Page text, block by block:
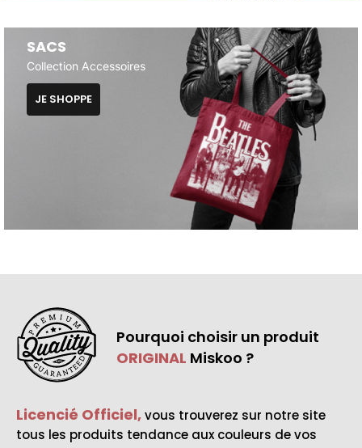
SACS
Collection Accessoires
JE SHOPPE
Pourquoi choisir un produit
ORIGINAL Miskoo ?
Licencié Officiel,vous trouverez sur notre site
tous les produits tendance aux couleurs de vos